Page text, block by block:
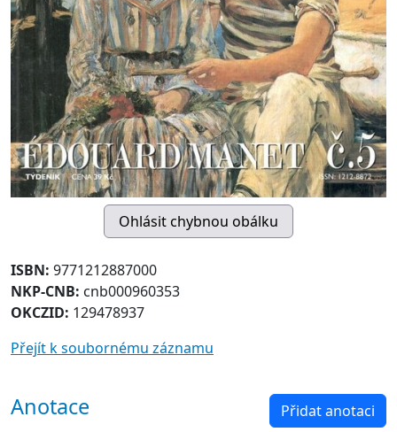
ISBN: 9771212887000
NKP-CNB: cnb000960353
OKCZID: 129478937
Přejít k soubornému záznamu
Anotace Přidat anotaci